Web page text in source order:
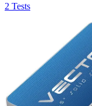
2 Tests